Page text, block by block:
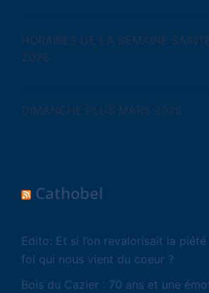
HORAIRES DE LA SEMAINE
2026
DIMANCHE PLUS MARS 2026
Cathobel
Edito: Et si l’on revalorisait la
foi qui nous vient du coeur ?
Bois du Cazier : 70 ans et une